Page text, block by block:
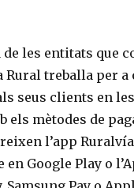
de les entitats que
Rural treballa per
seus clients en
els mètodes de
l’app
Google Play o